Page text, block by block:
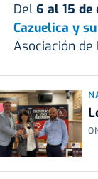
Del 6 al 15 de
Cazuelica y
Asociación